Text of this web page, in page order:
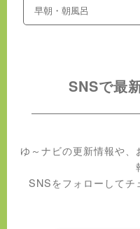
早朝・朝風呂
SNSで最
ゆ～ナビの更新情報や
SNSをフォローしてチ